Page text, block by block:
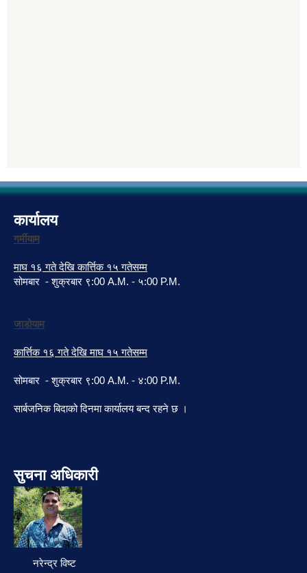
कार्यालय
गर्मीयाम
माघ १६ गते देखि कार्त्तिक १५ गतेसम्म
सोमबार - शुक्रबार ९:00 A.M. - ५:00 P.M.
जाडोयाम
कार्त्तिक १६ गते देखि माघ १५ गतेसम्म
सोमबार - शुक्रबार ९:00 A.M. - ४:00 P.M.
सार्बजनिक बिदाको दिनमा कार्यालय बन्द रहने छ ।
सुचना अधिकारी
नरेन्द्र विष्ट